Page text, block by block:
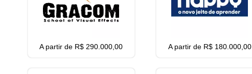
A partir de R$ 290.000,00 A partir de R$ 180.000,00